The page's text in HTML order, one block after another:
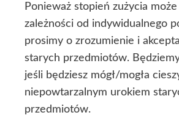
Ponieważ stopień zużycia
zależności od indywidualnego
prosimy o zrozumienie i
starych przedmiotów.
jeśli będziesz mógł/mogła
niepowtarzalnym urokiem
przedmiotów.